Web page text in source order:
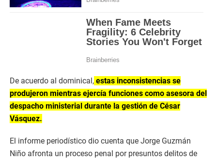
De acuerdo al dominical, estas inconsistencias se
produjeron mientras ejercía funciones como asesora del
despacho ministerial durante la gestión de César
Vásquez.
El informe periodístico dio cuenta que Jorge Guzmán
Niño afronta un proceso penal por presuntos delitos de